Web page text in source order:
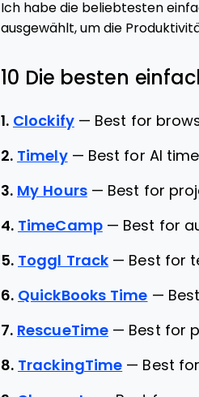
Ich habe die beliebtesten
ausgewählt, um die
10 Die besten
1. Clockify — Best for
2. Timely — Best for AI
3. My Hours — Best for
4. TimeCamp — Best for
5. Toggl Track — Best for
6. QuickBooks Time —
7. RescueTime — Best for
8. TrackingTime — Best